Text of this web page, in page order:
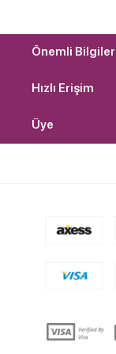
Önemli Bilgiler
Hızlı Erişim
Üye